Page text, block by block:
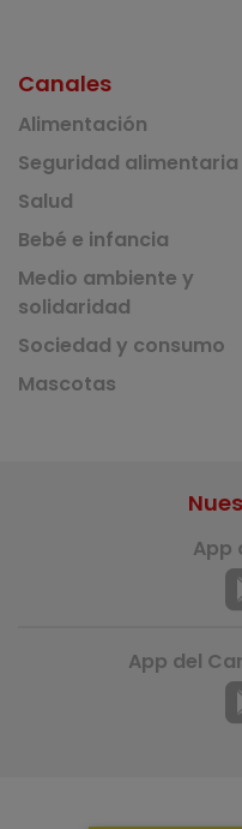
Canales
Alimentación
Seguridad alimentaria
Salud
Bebé e infancia
Medio ambiente y
solidaridad
Sociedad y consumo
Mascotas
App
App del